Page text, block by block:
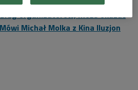
organizatorów, może okazać
Michał Molka z Kina Iluzjon